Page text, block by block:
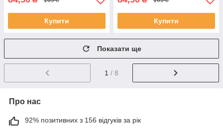
Купити Купити
Показати ще
1 / 8
Про нас
92% позитивних з 156 відгуків за рік